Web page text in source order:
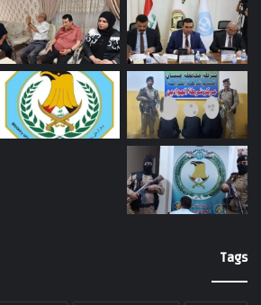
Tags